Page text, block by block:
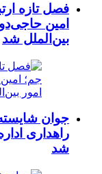
فصل تازه
امین
بین‌الملل شد
جوان
راهداری
شد